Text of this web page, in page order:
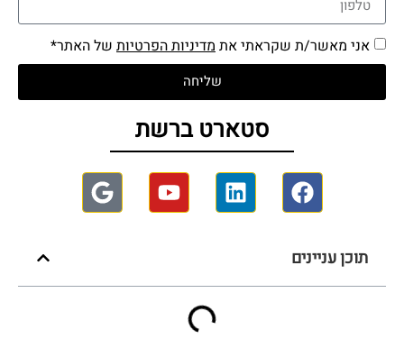
אני מאשר/ת שקראתי את מדיניות הפרטיות של האתר*
שליחה
סטארט ברשת
תוכן עניינים